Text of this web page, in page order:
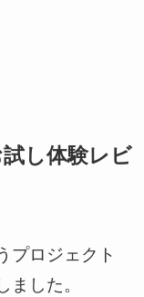
し体験レビ
プロジェクト
ました。